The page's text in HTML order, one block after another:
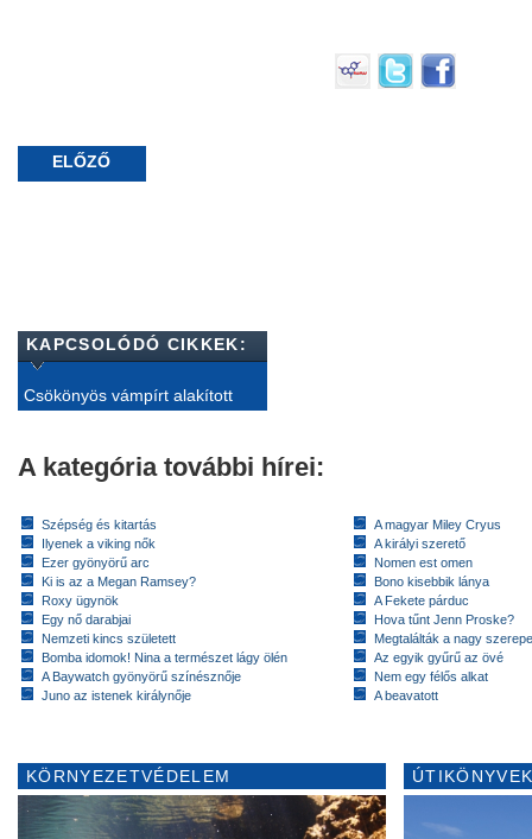
ELŐZŐ
KAPCSOLÓDÓ CIKKEK:
Csökönyös vámpírt alakított
A kategória további hírei:
Szépség és kitartás
Ilyenek a viking nők
Ezer gyönyörű arc
Ki is az a Megan Ramsey?
Roxy ügynök
Egy nő darabjai
Nemzeti kincs született
Bomba idomok! Nina a természet lágy ölén
A Baywatch gyönyörű színésznője
Juno az istenek királynője
A magyar Miley Cryus
A királyi szerető
Nomen est omen
Bono kisebbik lánya
A Fekete párduc
Hova tűnt Jenn Proske?
Megtalálták a nagy
Az egyik gyűrű az övé
Nem egy félős alkat
A beavatott
KÖRNYEZETVÉDELEM